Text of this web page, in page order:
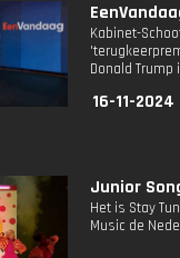
Kabinet-
Donald
16-11-2024
Junior
Het is Stay
Music de